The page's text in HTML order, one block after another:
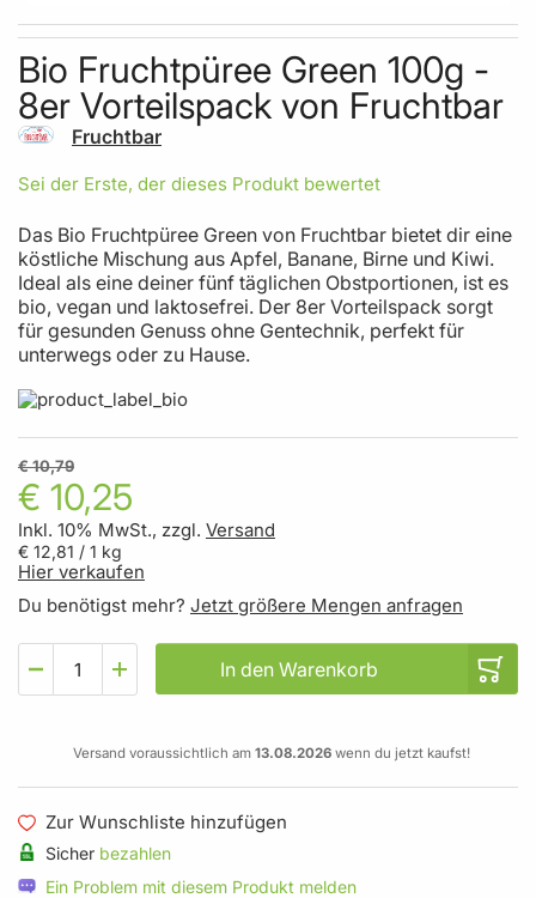
Skip to the beginning of the images gallery
Bio Fruchtpüree Green 100g -
8er Vorteilspack von Fruchtbar
Fruchtbar
Sei der Erste, der dieses Produkt bewertet
Das Bio Fruchtpüree Green von Fruchtbar bietet dir eine
köstliche Mischung aus Apfel, Banane, Birne und Kiwi.
Ideal als eine deiner fünf täglichen Obstportionen, ist es
bio, vegan und laktosefrei. Der 8er Vorteilspack sorgt
für gesunden Genuss ohne Gentechnik, perfekt für
unterwegs oder zu Hause.
€ 10,25
€ 10,79
Inkl. 10% MwSt., zzgl. Versand
€ 12,81 / 1 kg
Hier verkaufen
Du benötigst mehr? Jetzt größere Mengen anfragen
In den Warenkorb
Versand voraussichtlich am 13.08.2026 wenn du jetzt kaufst!
Zur Wunschliste hinzufügen
Sicher bezahlen
Ein Problem mit diesem Produkt melden